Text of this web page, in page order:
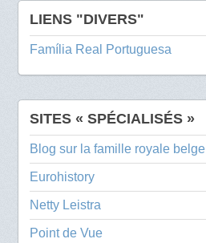
LIENS "DIVERS"
Família Real Portuguesa
SITES « SPÉCIALISÉS »
Blog sur la famille royale belge
Eurohistory
Netty Leistra
Point de Vue